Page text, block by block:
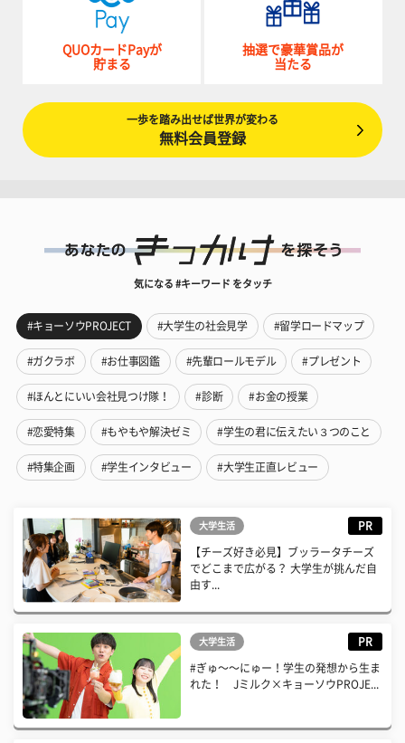
QUOカードPayが
貯まる
抽選で豪華賞品が
当たる
一歩を踏み出せば世界が変わる
無料会員登録
気になる #キーワード をタッチ
#キョーソウPROJECT #大学生の社会見学 #留学ロードマップ
#ガクラボ #お仕事図鑑 #先輩ロールモデル #プレゼント
#ほんとにいい会社見つけ隊！ #診断 #お金の授業
#恋愛特集 #もやもや解決ゼミ #学生の君に伝えたい３つのこと
#特集企画 #学生インタビュー #大学生正直レビュー
大学生活 PR
【チーズ好き必見】ブッラータチーズ
でどこまで広がる？ 大学生が挑んだ自
由す...
大学生活 PR
#ぎゅ〜〜にゅー！学生の発想から生ま
れた！ Jミルク×キョーソウPROJE...